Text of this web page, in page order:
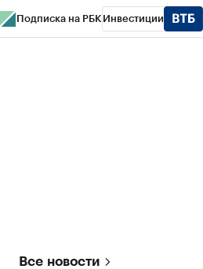
Подписка на РБК Инвестиции
Все новости